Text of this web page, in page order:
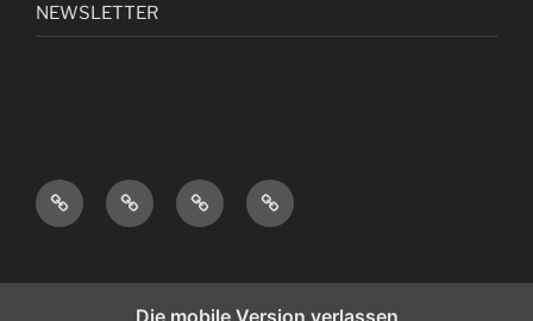
NEWSLETTER
I
M
R
D
A
E
K
O
T
N
E
S
Die mobile Version verlassen